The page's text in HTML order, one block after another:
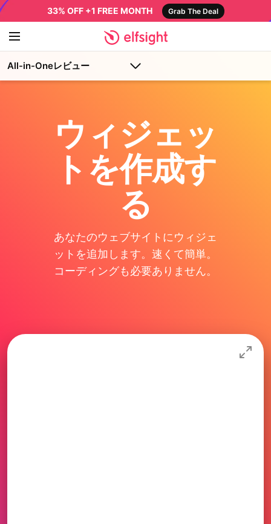
33% OFF +1 FREE MONTH Grab The Deal
All-in-Oneレビュー
ウィジェッ
トを作成す
る
あなたのウェブサイトにウィジェ
ットを追加します。速くて簡単。
コーディングも必要ありません。